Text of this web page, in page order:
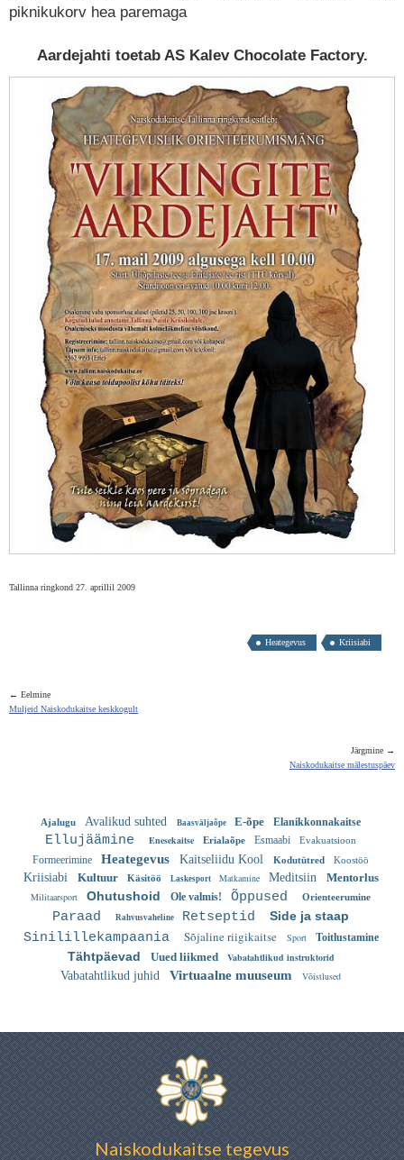
piknikukorv hea paremaga
Aardejahti toetab AS Kalev Chocolate Factory.
Tallinna ringkond 27. aprillil 2009
Heategevus Kriisiabi
← Eelmine
Muljeid Naiskodukaitse keskkogult
Järgmine →
Naiskodukaitse mälestuspäev
Ajalugu Avalikud suhted Baasväljaõpe E-õpe Elanikkonnakaitse
Ellujäämine Enesekaitse Erialaõpe Esmaabi Evakuatsioon
Formeerimine Heategevus Kaitseliidu Kool Kodutütred Koostöö
Kriisiabi Kultuur Käsitöö Laskesport Matkamine Meditsiin Mentorlus
Militaarsport Ohutushoid Ole valmis! Õppused Orienteerumine
Paraad Rahvusvaheline Retseptid Side ja staap
Sinilillekampaania Sõjaline riigikaitse Sport Toitlustamine
Tähtpäevad Uued liikmed Vabatahtlikud instruktorid
Vabatahtlikud juhid Virtuaalne muuseum Võistlused
Naiskodukaitse tegevus